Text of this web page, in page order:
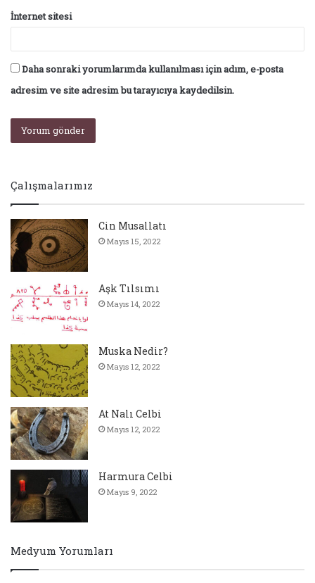
İnternet sitesi
Daha sonraki yorumlarımda kullanılması için adım, e-posta
adresim ve site adresim bu tarayıcıya kaydedilsin.
Çalışmalarımız
Cin Musallatı
Mayıs 15, 2022
Aşk Tılsımı
Mayıs 14, 2022
Muska Nedir?
Mayıs 12, 2022
At Nalı Celbi
Mayıs 12, 2022
Harmura Celbi
Mayıs 9, 2022
Medyum Yorumları